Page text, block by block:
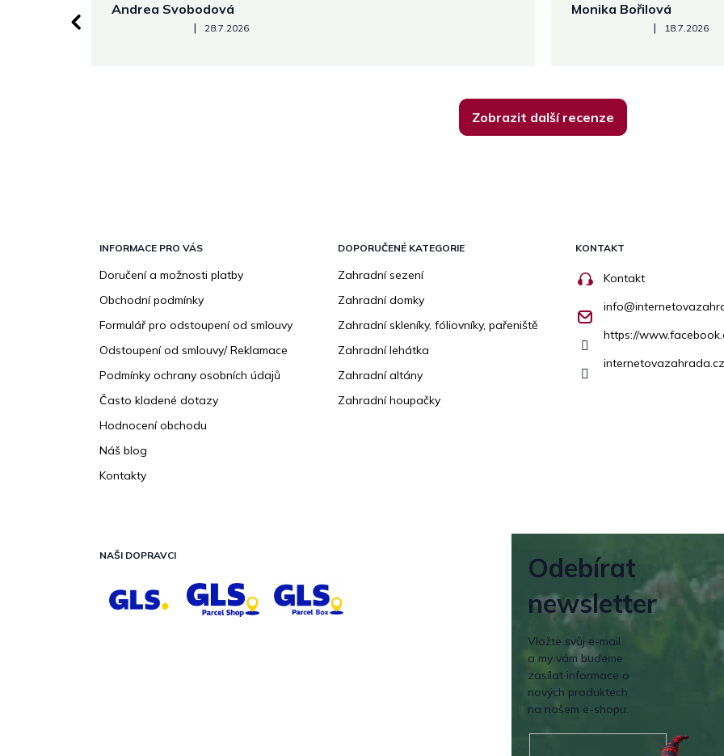
Andrea Svobodová
Hodnocení obchodu je 5 z 5 hvězdiček.
| 28.7.2026
Monika Bořilová
Hodnocení obchodu je 5 z
| 18.7.2026
Zobrazit další recenze
INFORMACE PRO VÁS
Doručení a možnosti platby
Obchodní podmínky
Formulář pro odstoupení od smlouvy
Odstoupení od smlouvy/ Reklamace
Podmínky ochrany osobních údajů
Často kladené dotazy
Hodnocení obchodu
Náš blog
Kontakty
DOPORUČENÉ KATEGORIE
Zahradní sezení
Zahradní domky
Zahradní skleníky, fóliovníky, pařeniště
Zahradní lehátka
Zahradní altány
Zahradní houpačky
KONTAKT
Kontakt
info@
https://
NAŠI DOPRAVCI
Odebírat
newsletter
Vložte svůj e-mail
a my vám budeme
zasílat informace o
nových produktech
na našem e-shopu.